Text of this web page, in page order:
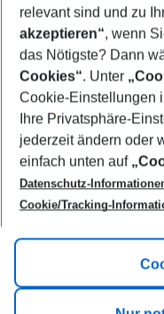
Footer
Footer navigation
Title A
Link A
relevant sind und zu
akzeptieren“, wenn
das Nötigste? Dann
Cookies“. Unter
Cookie-Einstellungen
Ihre Privatsphäre-
jederzeit ändern oder
einfach unten auf
Datenschutz-
Cookie/Tracking-